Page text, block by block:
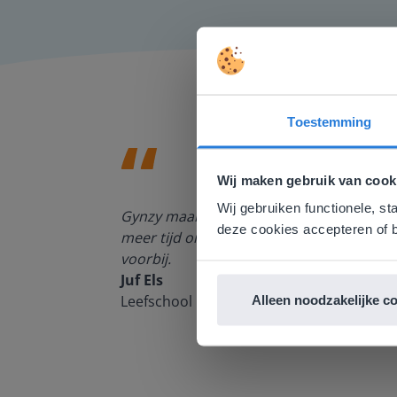
Toestemming
Wij maken gebruik van
Wij gebruiken functionele,
deze cookies accepteren of
Alleen noodzakelijke
Gynzy maakt het lesgeven zoveel
meer tijd om echt elke leerling de
voorbij.
Juf Els
Leefschool Het Droomschip
Deze
Gezien